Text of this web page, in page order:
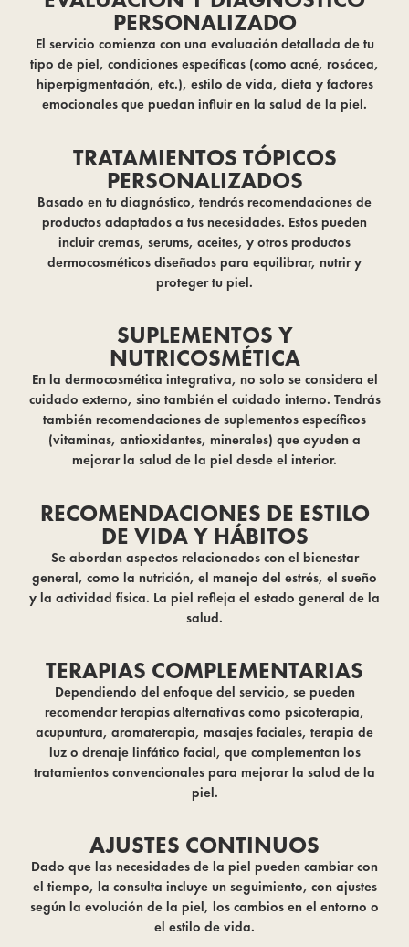
PERSONALIZADO
El servicio comienza con una evaluación detallada de tu
tipo de piel, condiciones específicas (como acné, rosácea,
hiperpigmentación, etc.), estilo de vida, dieta y factores
emocionales que puedan influir en la salud de la piel.
TRATAMIENTOS TÓPICOS
PERSONALIZADOS
Basado en tu diagnóstico, tendrás recomendaciones de
productos adaptados a tus necesidades. Estos pueden
incluir cremas, serums, aceites, y otros productos
dermocosméticos diseñados para equilibrar, nutrir y
proteger tu piel.
SUPLEMENTOS Y
NUTRICOSMÉTICA
En la dermocosmética integrativa, no solo se considera el
cuidado externo, sino también el cuidado interno. Tendrás
también recomendaciones de suplementos específicos
(vitaminas, antioxidantes, minerales) que ayuden a
mejorar la salud de la piel desde el interior.
RECOMENDACIONES DE ESTILO
DE VIDA Y HÁBITOS
Se abordan aspectos relacionados con el bienestar
general, como la nutrición, el manejo del estrés, el sueño
y la actividad física. La piel refleja el estado general de la
salud.
TERAPIAS COMPLEMENTARIAS
Dependiendo del enfoque del servicio, se pueden
recomendar terapias alternativas como psicoterapia,
acupuntura, aromaterapia, masajes faciales, terapia de
luz o drenaje linfático facial, que complementan los
tratamientos convencionales para mejorar la salud de la
piel.
AJUSTES CONTINUOS
Dado que las necesidades de la piel pueden cambiar con
el tiempo, la consulta incluye un seguimiento, con ajustes
según la evolución de la piel, los cambios en el entorno o
el estilo de vida.